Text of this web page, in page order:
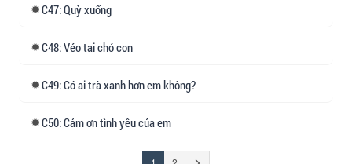
47: Quỳ xuống
48: Véo tai chó con
49: Có ai trà xanh hơn em không?
50: Cảm ơn tình yêu của em
(đang Trang